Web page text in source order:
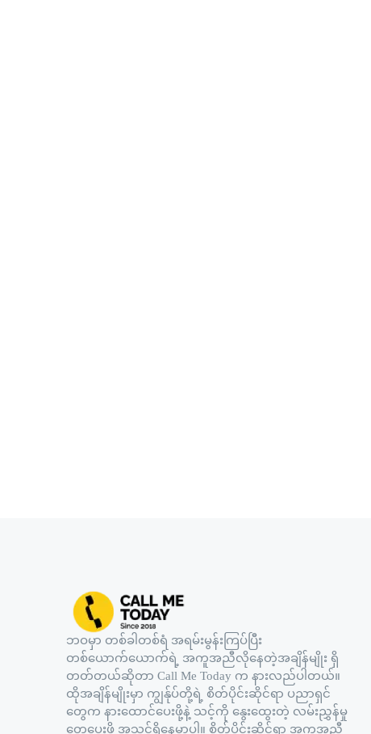
ဘဝမှာ တစ်ခါတစ်ရံ အရမ်းမွန်းကြပ်ပြီး
တစ်ယောက်ယောက်ရဲ့ အကူအညီလိုနေတဲ့အချိန်မျိုး ရှိ
တတ်တယ်ဆိုတာ Call Me Today က နားလည်ပါတယ်။
ထိုအချိန်မျိုးမှာ ကျွန်ုပ်တို့ရဲ့ စိတ်ပိုင်းဆိုင်ရာ ပညာရှင်
တွေက နားထောင်ပေးဖို့နဲ့ သင့်ကို နွေးထွေးတဲ့ လမ်းညွှန်မှု